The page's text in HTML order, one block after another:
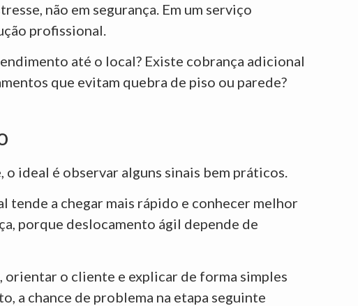
não em segurança. Em um serviço
profissional.
até o local? Existe cobrança adicional
que evitam quebra de piso ou parede?
o ideal é observar alguns sinais bem práticos.
tende a chegar mais rápido e conhecer melhor
porque deslocamento ágil depende de
orientar o cliente e explicar de forma simples
a chance de problema na etapa seguinte